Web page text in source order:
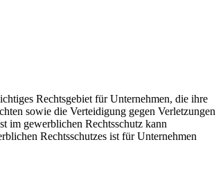
Rechtsgebiet für Unternehmen, die ihre
sowie die Verteidigung gegen Verletzungen
im gewerblichen Rechtsschutz kann
Rechtsschutzes ist für Unternehmen